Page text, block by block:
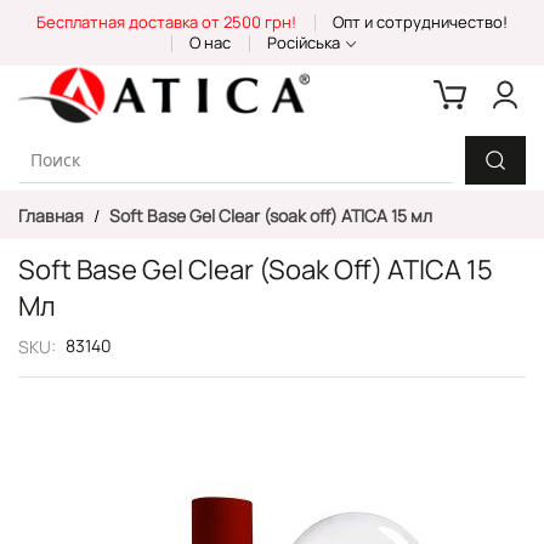
Content
Бесплатная доставка от 2500 грн!
Опт и сотрудничество!
О нас
Російська
Главная Soft Base Gel Clear (soak off) ATICA 15 мл
Soft Base Gel Clear (soak Off) ATICA 15
Мл
SKU 83140